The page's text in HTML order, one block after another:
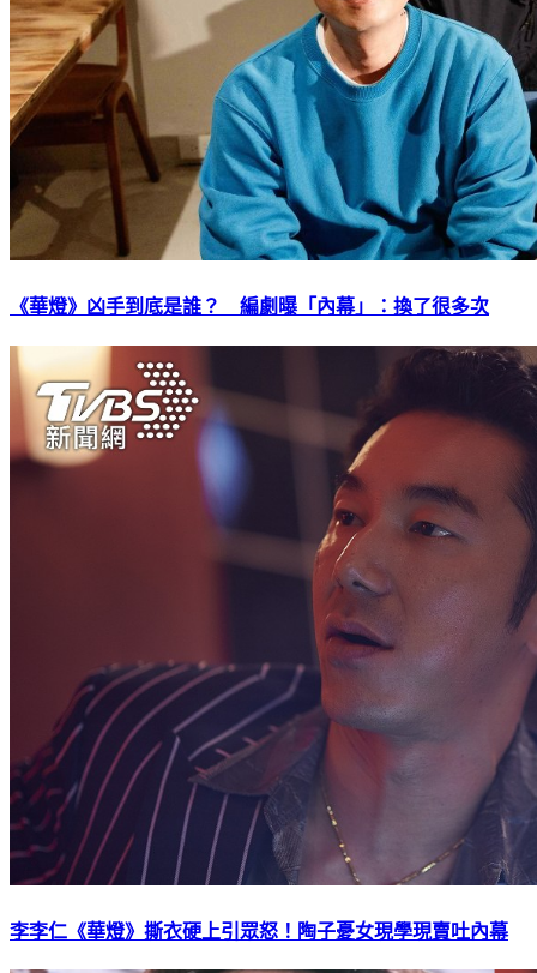
《華燈》凶手到底是誰？ 編劇曝「內幕」：換了很多次
李李仁《華燈》撕衣硬上引眾怒！陶子憂女現學現賣吐內幕